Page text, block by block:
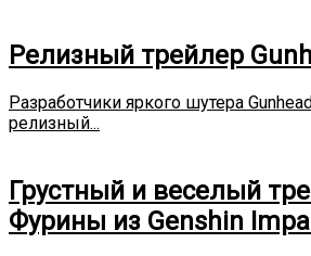
Релизный трейлер
Разработчики яркого шутера
релизный...
Грустный и веселый
Фурины из Genshin